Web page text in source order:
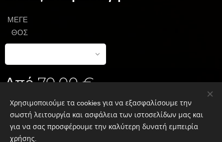
ΜΕΓΕ
ΘΟΣ
Από70,00€
ΧΡΥΣΟ ΞΥΛΟ
Χρησιμοποιούμε τα cookies για να εξασφαλίσουμε την
σωστή λειτουργία και ασφάλεια των ιστοσελίδων μας και
για να σας προσφέρουμε την καλύτερη δυνατή εμπειρία
χρήσης.